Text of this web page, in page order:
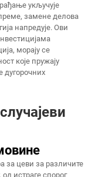
укључује
замене делова
напредује. Ови
морају се
које пружају
дугорочних
за цеви за различите
истраге спорог